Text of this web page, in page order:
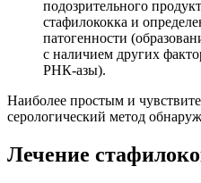
подозрительного
стафилококка и
патогенности
с наличием других
РНК-азы).
Наиболее простым и
серологический метод
Лечение